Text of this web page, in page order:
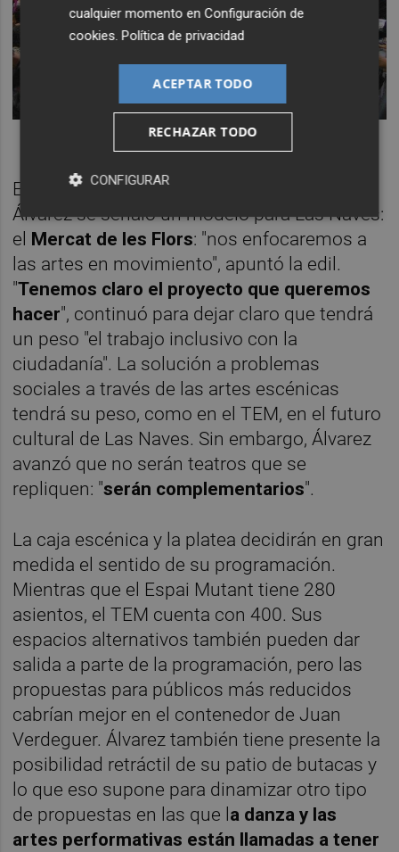
En la comparecencia conjunta de Oliver y
Álvarez se señaló un modelo para Las Naves:
el Mercat de les Flors: "nos enfocaremos a
las artes en movimiento", apuntó la edil.
"Tenemos claro el proyecto que queremos
hacer", continuó para dejar claro que tendrá
un peso "el trabajo inclusivo con la
ciudadanía". La solución a problemas
sociales a través de las artes escénicas
tendrá su peso, como en el TEM, en el futuro
cultural de Las Naves. Sin embargo, Álvarez
avanzó que no serán teatros que se
repliquen: "serán complementarios".
La caja escénica y la platea decidirán en gran
medida el sentido de su programación.
Mientras que el Espai Mutant tiene 280
asientos, el TEM cuenta con 400. Sus
espacios alternativos también pueden dar
salida a parte de la programación, pero las
propuestas para públicos más reducidos
cabrían mejor en el contenedor de Juan
Verdeguer. Álvarez también tiene presente la
posibilidad retráctil de su patio de butacas y
lo que eso supone para dinamizar otro tipo
de propuestas en las que l a danza y las
artes performativas están llamadas a tener
cualquier momento enConfiguración de
cookies.Política de privacidad
ACEPTAR TODO
RECHAZAR TODO
CONFIGURAR